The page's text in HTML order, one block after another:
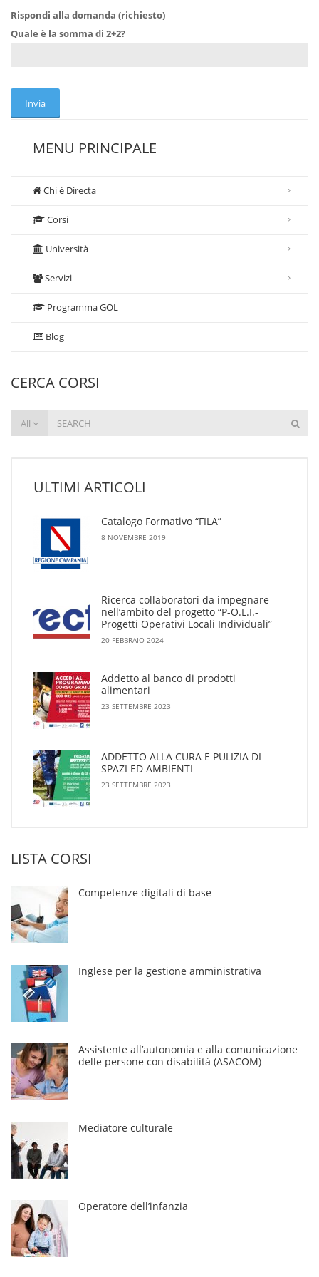
Rispondi alla domanda (richiesto)
Quale è la somma di 2+2?
MENU PRINCIPALE
Chi è Directa
Corsi
Università
Servizi
Programma GOL
Blog
CERCA CORSI
All
ULTIMI ARTICOLI
Catalogo Formativo “FILA”
8 NOVEMBRE 2019
Ricerca collaboratori da impegnare
nell’ambito del progetto “P-O.L.I.-
Progetti Operativi Locali Individuali”
20 FEBBRAIO 2024
Addetto al banco di prodotti
alimentari
23 SETTEMBRE 2023
ADDETTO ALLA CURA E PULIZIA DI
SPAZI ED AMBIENTI
23 SETTEMBRE 2023
LISTA CORSI
Competenze digitali di base
Inglese per la gestione amministrativa
Assistente all’autonomia e alla comunicazione
delle persone con disabilità (ASACOM)
Mediatore culturale
Operatore dell’infanzia